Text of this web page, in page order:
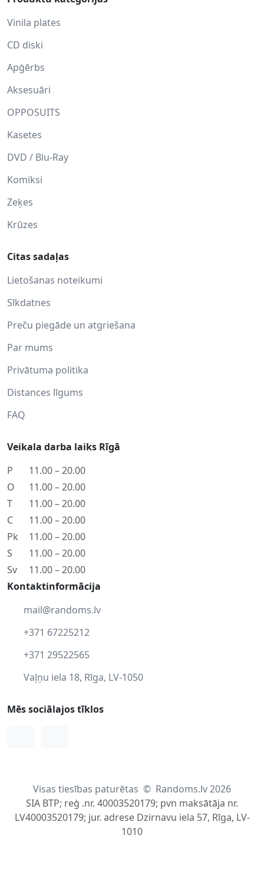
Vinila plates
CD diski
Apģērbs
Aksesuāri
OPPOSUITS
Kasetes
DVD / Blu-Ray
Komiksi
Zeķes
Krūzes
Citas sadaļas
Lietošanas noteikumi
Sīkdatnes
Preču piegāde un atgriešana
Par mums
Privātuma politika
Distances līgums
FAQ
Veikala darba laiks Rīgā
P
11.00 – 20.00
O
11.00 – 20.00
T
11.00 – 20.00
C
11.00 – 20.00
Pk
11.00 – 20.00
S
11.00 – 20.00
Sv
11.00 – 20.00
Kontaktinformācija
mail@randoms.lv
+371 67225212
+371 29522565
Vaļņu iela 18, Rīga, LV-1050
Mēs sociālajos tīklos
Visas tiesības paturētas © Randoms.lv 2026
SIA BTP; reģ .nr. 40003520179; pvn maksātāja nr.
LV40003520179; jur. adrese Dzirnavu iela 57, Rīga, LV-
1010